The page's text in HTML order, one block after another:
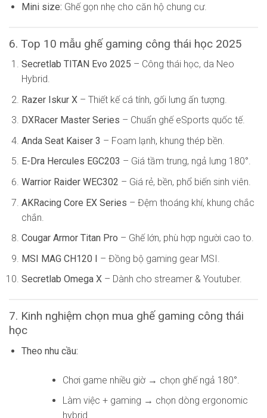
Mini size: Ghế gọn nhẹ cho căn hộ chung cư.
6. Top 10 mẫu ghế gaming công thái học 2025
Secretlab TITAN Evo 2025 – Công thái học, da Neo
Hybrid.
Razer Iskur X– Thiết kế cá tính, gối lưng ấn tượng.
DXRacer Master Series – Chuẩn ghế eSports quốc tế.
Anda Seat Kaiser 3 – Foam lạnh, khung thép bền.
E-Dra Hercules EGC203 – Giá tầm trung, ngả lưng 180°.
Warrior Raider WEC302 – Giá rẻ, bền, phổ biến sinh viên.
AKRacing Core EX Series – Đệm thoáng khí, khung chắc
chắn.
Cougar Armor Titan Pro – Ghế lớn, phù hợp người cao to.
MSI MAG CH120 I – Đồng bộ gaming gear MSI.
Secretlab Omega X– Dành cho streamer & Youtuber.
7. Kinh nghiệm chọn mua ghế gaming công thái
học
Theo nhu cầu:
Chơi game nhiều giờ → chọn ghế ngả 180°.
Làm việc + gaming → chọn dòng ergonomic
hybrid.